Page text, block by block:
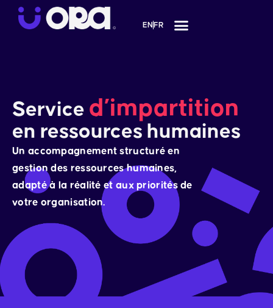
Aller
EN FR
Service d’impartition
en ressources humaines
Un accompagnement structuré en
gestion des ressources humaines,
adapté à la réalité et aux priorités de
votre organisation.